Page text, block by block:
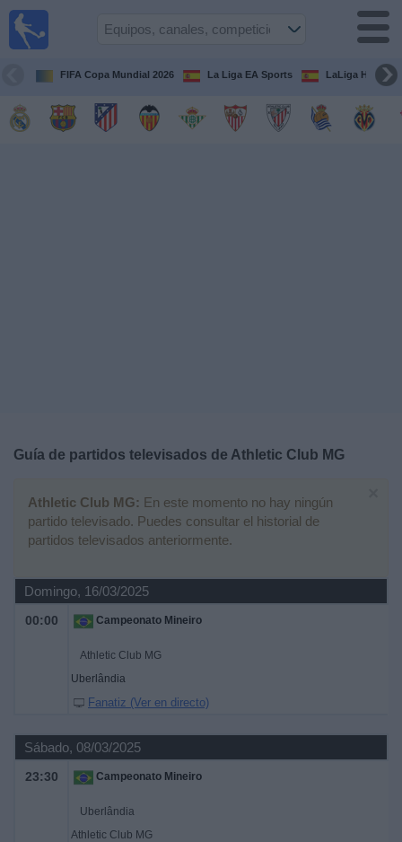
FIFA Copa Mundial 2026 La Liga EA Sports LaLiga
Guía de partidos televisados de Athletic Club MG
Athletic Club MG: En este momento no hay ningún
partido televisado. Puedes consultar el historial de
partidos televisados anteriormente.
Domingo, 16/03/2025
00:00 Campeonato Mineiro
Athletic Club MG
Uberlândia
Fanatiz (Ver en directo)
Sábado, 08/03/2025
23:30 Campeonato Mineiro
Uberlândia
Athletic Club MG
Guía de
Televisados
Noticias
Widget